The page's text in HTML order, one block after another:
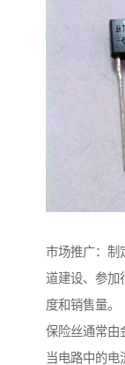
市场推广：制
道建设、参加
度和销售量。
保险丝通常由
当电路中的电